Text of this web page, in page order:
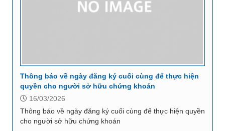
Thông báo về ngày đăng ký cuối cùng để thực hiện
quyền cho người sở hữu chứng khoán
16/03/2026
Thông báo về ngày đăng ký cuối cùng để thực hiện quyền
cho người sở hữu chứng khoán